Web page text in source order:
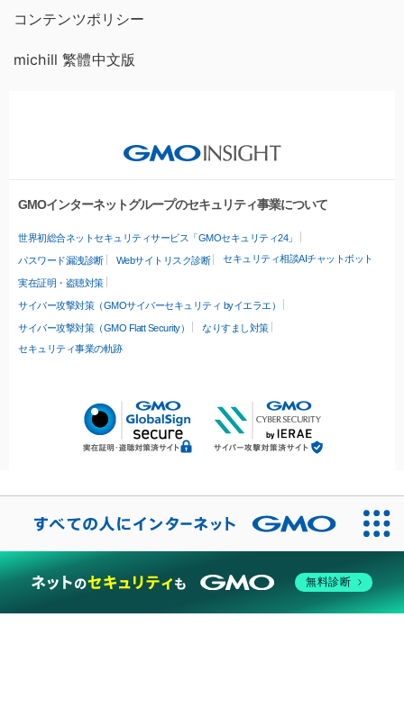
コンテンツポリシー
michill 繁體中文版
GMOインターネットグループのセキュリティ事業について
世界初総合ネットセキュリティサービス「GMOセキュリティ24」
パスワード漏洩診断 Webサイトリスク診断 セキュリティ相談AIチャットボット
実在証明・盗聴対策
サイバー攻撃対策（GMOサイバーセキュリティ byイエラエ）
サイバー攻撃対策（GMO Flatt Security）
なりすまし対策
セキュリティ事業の軌跡
無料診断